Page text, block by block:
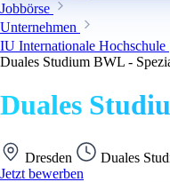
Jobbörse
Unternehmen
IU Internationale Hochschule
Duales Studium BWL -
Duales
Dresden Duales
Jetzt bewerben